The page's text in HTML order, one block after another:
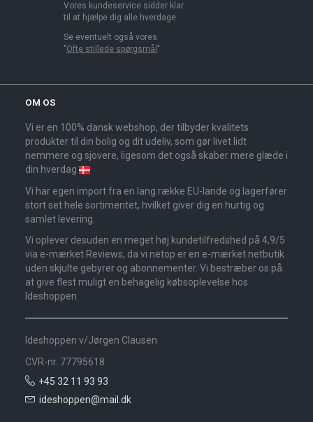
Vores kundeservice sidder klar
til at hjælpe dig alle hverdage.
Se eventuelt også vores
"Ofte stillede spørgsmål ".
OM OS
Vi er en 100% dansk webshop, der tilbyder kvalitets
produkter til din bolig og dit udeliv, som gør livet lidt
nemmere og sjovere, ligesom det også skaber mere glæde i
din hverdag
Vi har egen import fra en lang række EU-lande og lagerfører
stort set hele sortimentet, hvilket giver dig en hurtig og
samlet levering.
Vi oplever desuden en meget høj kundetilfredshed på 4,9/5
via e-mærket Reviews, da vi netop er en e-mærket netbutik
uden skjulte gebyrer og abonnementer. Vi bestræber os på
at give flest muligt en behagelig købsoplevelse hos
Ideshoppen.
Ideshoppen v/Jørgen Clausen
CVR-nr. 77795618
+45 32 11 93 93
ideshoppen@mail.dk